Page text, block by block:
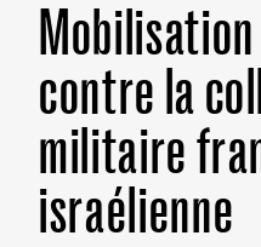
contre la
militaire
israélienne